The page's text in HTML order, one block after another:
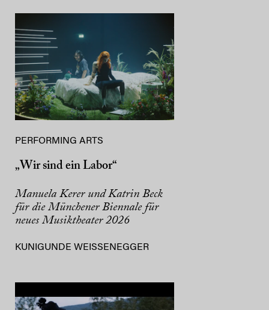
PERFORMING ARTS
„Wir sind ein Labor“
Manuela Kerer und Katrin Beck
für die Münchener Biennale für
neues Musiktheater 2026
KUNIGUNDE WEISSENEGGER